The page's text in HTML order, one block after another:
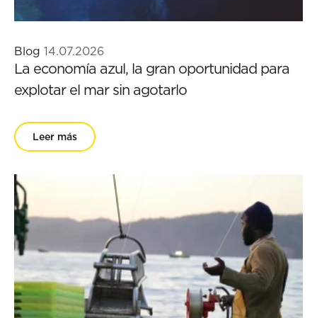
Blog 14.07.2026
La economía azul, la gran oportunidad para
explotar el mar sin agotarlo
Leer más